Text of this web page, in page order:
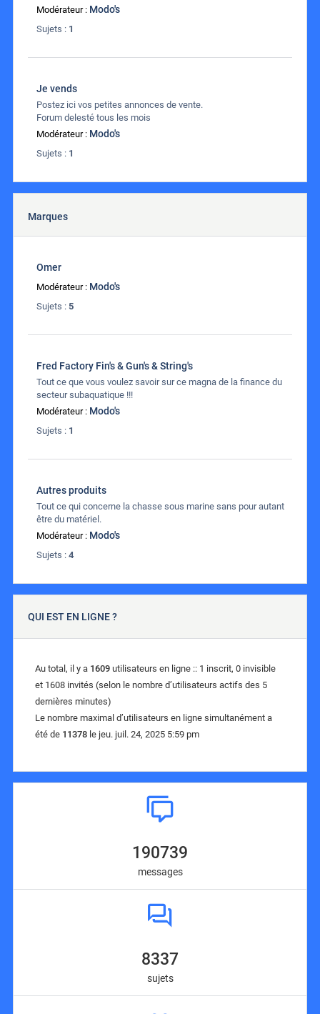
Modérateur : Modo's
Sujets : 1
Je vends
Postez ici vos petites annonces de vente.
Forum delesté tous les mois
Modérateur : Modo's
Sujets : 1
Marques
Omer
Modérateur : Modo's
Sujets : 5
Fred Factory Fin's & Gun's & String's
Tout ce que vous voulez savoir sur ce magna de la finance du
secteur subaquatique !!!
Modérateur : Modo's
Sujets : 1
Autres produits
Tout ce qui concerne la chasse sous marine sans pour autant
être du matériel.
Modérateur : Modo's
Sujets : 4
QUI EST EN LIGNE ?
Au total, il y a 1609 utilisateurs en ligne :: 1 inscrit, 0 invisible
et 1608 invités (selon le nombre d’utilisateurs actifs des 5
dernières minutes)
Le nombre maximal d’utilisateurs en ligne simultanément a
été de 11378 le jeu. juil. 24, 2025 5:59 pm
190739
messages
8337
sujets